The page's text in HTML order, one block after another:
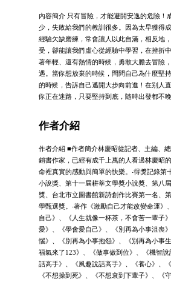
內容簡介 只有冒險，才能避開安逸的危險！
少，失敗給我們的教訓很多。因為太早獲得
經驗欠缺磨練，常會讓人以此自滿，相反地
受，卻能讓我們虛心從經驗中學習，在挫折
著年輕、還有熱情的時候，勇敢大膽去冒險
遇。當你想放棄的時候，問問自己為什麼堅
的時候，告訴自己邁開大步向前進！在别人
你正在迷路，只要堅持到底，隨時出發都不晚
作者介紹
作者介紹 ■作者簡介林慶昭從記者、主編、
銷書作家，已經有成千上萬的人看過林慶昭
命裡真實的感動與簡單的快樂。‧得獎記錄第
小說獎、第十一屆耕莘文學獎小說獎、第八
獎、台北市立圖書館新詩創作比賽第一名、
學甄選獎。‧著作《激勵自己才能改變命運》
自己》、《人生就像一杯茶，不會苦一輩子
愛》、《學會愛自己》、《別再為小事沮喪
惱》、《別再為小事抱怨》、《別再為小事
福氣來了123》、《做事做到位》、《機智
話高手》、《風趣說話高手》、《養心》、
《不想操到死》、《不想衰到下輩子》、《